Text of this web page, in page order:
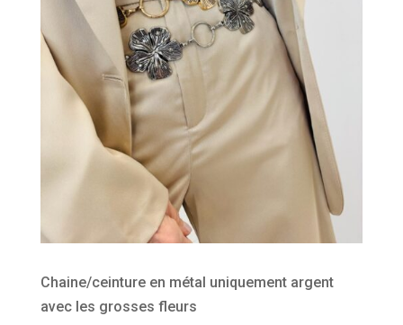
Chaine/ceinture en métal uniquement argent
avec les grosses fleurs